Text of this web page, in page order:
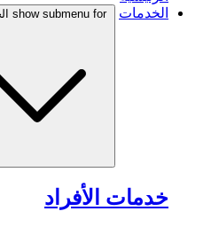
الخدمات
show submenu for الخدمات
خدمات الأفراد